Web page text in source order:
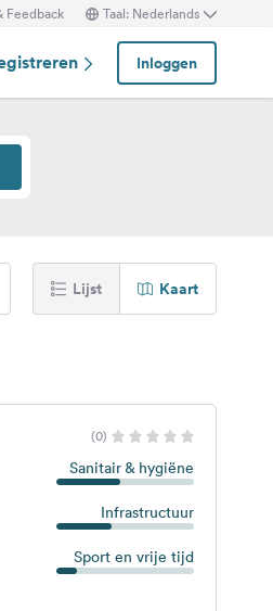
Feedback Taal: Nederlands
Inloggen
Lijst Kaart
(0)
Sanitair & hygiëne
Infrastructuur
Sport en vrije tijd